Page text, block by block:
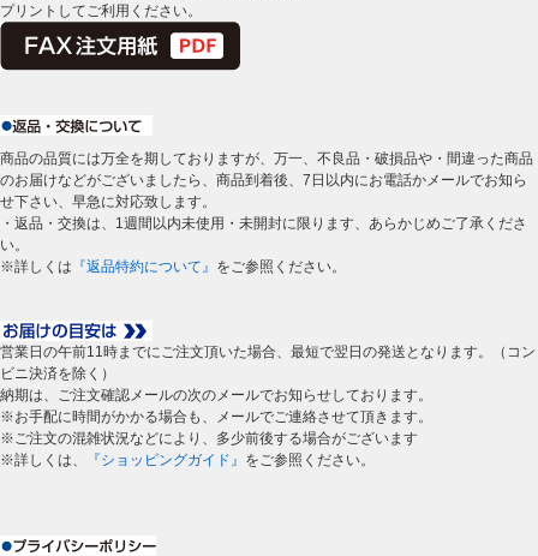
プリントしてご利用ください。
商品の品質には万全を期しておりますが、万一、不良品・破損品や・間違った商品
のお届けなどがございましたら、商品到着後、7日以内にお電話かメールでお知ら
せ下さい、早急に対応致します。
・返品・交換は、1週間以内未使用・未開封に限ります、あらかじめご了承くださ
い。
※詳しくは 『返品特約について』 をご参照ください。
営業日の午前11時までにご注文頂いた場合、最短で翌日の発送となります。（コン
ビニ決済を除く）
納期は、ご注文確認メールの次のメールでお知らせしております。
※お手配に時間がかかる場合も、メールでご連絡させて頂きます。
※ご注文の混雑状況などにより、多少前後する場合がございます
※詳しくは、
『ショッピングガイド』 をご参照ください。